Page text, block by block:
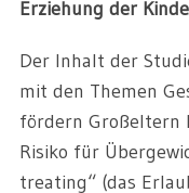
Erziehung der
Der Inhalt der
mit den Themen
fördern Großeltern
Risiko für
treating“ (das